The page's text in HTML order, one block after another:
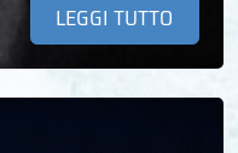
LEGGI TUTTO